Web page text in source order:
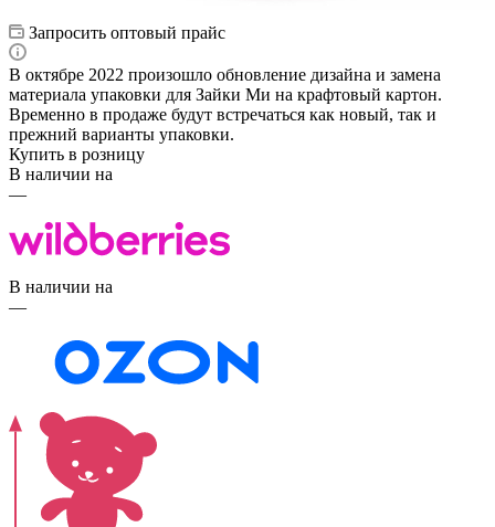
Запросить оптовый прайс
В октябре 2022 произошло обновление дизайна и замена
материала упаковки для Зайки Ми на крафтовый картон.
Временно в продаже будут встречаться как новый, так и
прежний варианты упаковки.
Купить в розницу
В наличии на
—
В наличии на
—